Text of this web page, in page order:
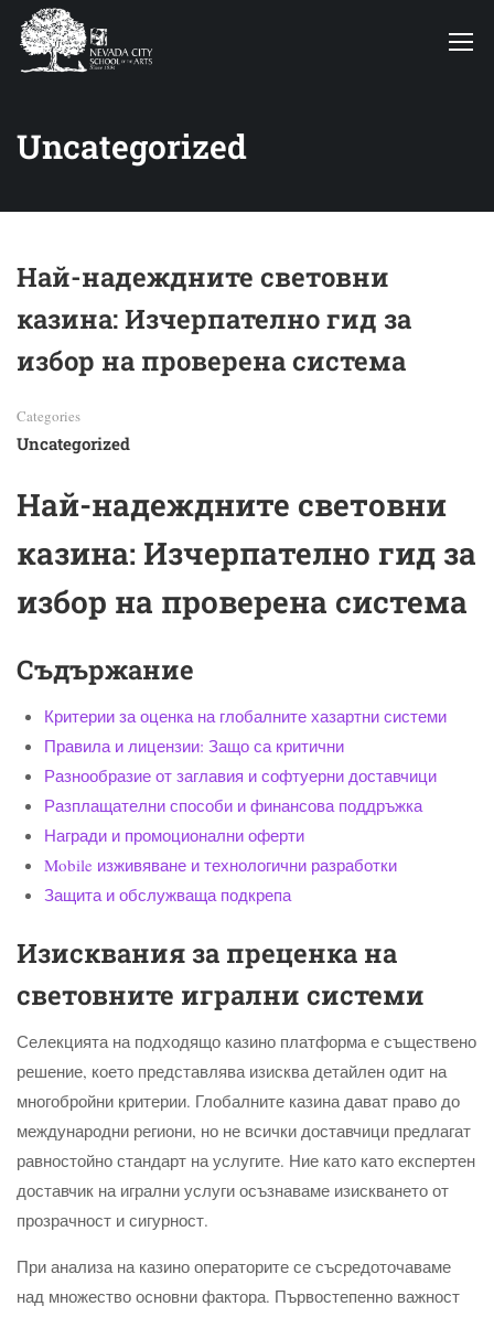
Uncategorized
Най-надеждните световни
казина: Изчерпателно гид за
избор на проверена система
Categories
Uncategorized
Най-надеждните световни
казина: Изчерпателно гид за
избор на проверена система
Съдържание
Критерии за оценка на глобалните хазартни системи
Правила и лицензии: Защо са критични
Разнообразие от заглавия и софтуерни доставчици
Разплащателни способи и финансова поддръжка
Награди и промоционални оферти
Mobile изживяване и технологични разработки
Защита и обслужваща подкрепа
Изисквания за преценка на
световните игрални системи
Селекцията на подходящо казино платформа е съществено
решение, което представлява изисква детайлен одит на
многобройни критерии. Глобалните казина дават право до
международни региони, но не всички доставчици предлагат
равностойно стандарт на услугите. Ние като като експертен
доставчик на игрални услуги осъзнаваме изискването от
прозрачност и сигурност.
При анализа на казино операторите се съсредоточаваме
над множество основни фактора. Първостепенно важност